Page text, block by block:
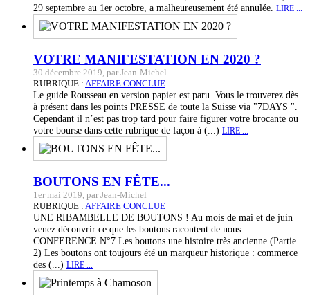
29 septembre au 1er octobre, a malheureusement été annulée. LIRE ...
VOTRE MANIFESTATION EN 2020 ?
30 décembre 2019, par Jean-Michel
RUBRIQUE : AFFAIRE CONCLUE
Le guide Rousseau en version papier est paru. Vous le trouverez dès
à présent dans les points PRESSE de toute la Suisse via "7DAYS ".
Cependant il n’est pas trop tard pour faire figurer votre brocante ou
votre bourse dans cette rubrique de façon à (...) LIRE ...
BOUTONS EN FÊTE...
1er mai 2019, par Jean-Michel
RUBRIQUE : AFFAIRE CONCLUE
UNE RIBAMBELLE DE BOUTONS ! Au mois de mai et de juin
venez découvrir ce que les boutons racontent de nous...
CONFERENCE N°7 Les boutons une histoire très ancienne (Partie
2) Les boutons ont toujours été un marqueur historique : commerce
des (...) LIRE ...